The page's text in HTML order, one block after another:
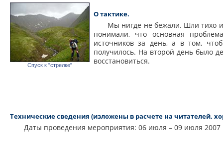
Спуск к "стрелке"
О тактике.
Мы нигде не бежали. Шли тихо
понимали, что основная
источников за день, а в том,
получилось. На второй день было
восстановиться.
Технические сведения (изложены в расчете на читателей,
Даты проведения мероприятия: 06 июля – 09 июля 2007